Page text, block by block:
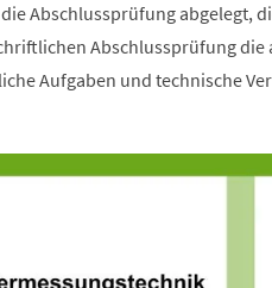
Abschlussprüfung abgelegt,
Abschlussprüfung die
Aufgaben und technische